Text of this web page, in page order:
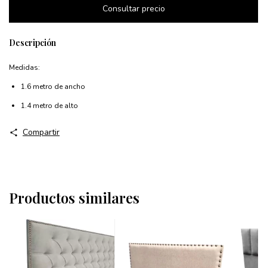
Descripción
Medidas:
1.6 metro de ancho
1.4 metro de alto
Compartir
Productos similares